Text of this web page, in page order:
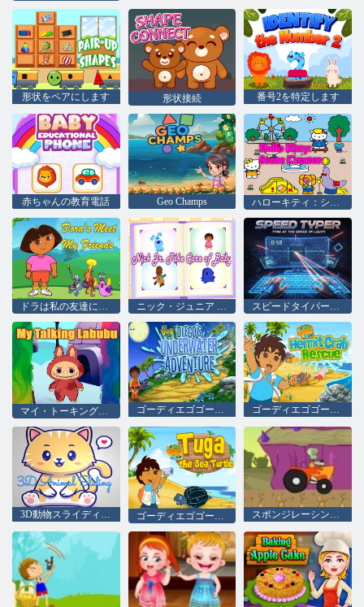
形状をペアにします 形状接続 番号2を特定します
赤ちゃんの教育電話 Geo Champs ハローキティ：シーンクリエーター
ドラは私の友達に会います ニック・ジュニア 赤ちゃんの世話をしてください スピードタイパーゲーム
ゴーディエゴゴー！ ディエゴの水中冒険 ゴーディエゴゴー！ ヤドカリの救出
3D動物スライディング スポンジレーシング大会